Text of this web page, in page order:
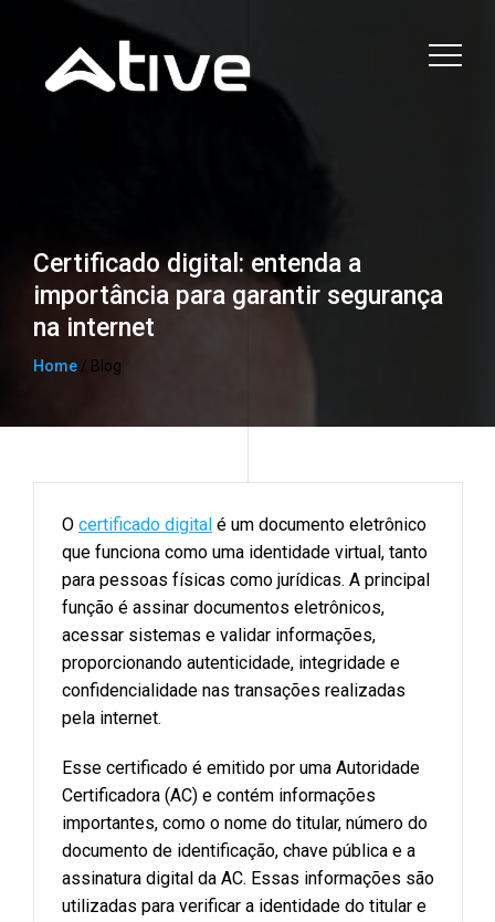
Certificado digital: entenda a
importância para garantir segurança
na internet
Home / Blog
O certificado digital é um documento eletrônico
que funciona como uma identidade virtual, tanto
para pessoas físicas como jurídicas. A principal
função é assinar documentos eletrônicos,
acessar sistemas e validar informações,
proporcionando autenticidade, integridade e
confidencialidade nas transações realizadas
pela internet.
Esse certificado é emitido por uma Autoridade
Certificadora (AC) e contém informações
importantes, como o nome do titular, número do
documento de identificação, chave pública e a
assinatura digital da AC. Essas informações são
utilizadas para verificar a identidade do titular e